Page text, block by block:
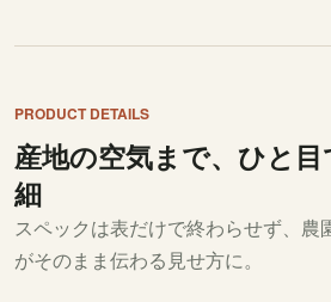
PRODUCT DETAILS
産地の空気まで、ひと
細
スペックは表だけで終わらせず、農
がそのまま伝わる見せ方に。